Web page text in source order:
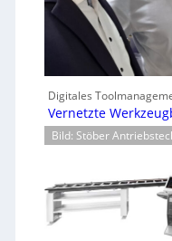
Digitales
Vernetzte
Bild: Stöber